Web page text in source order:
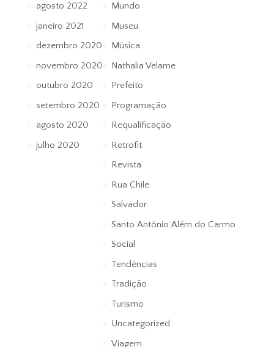
agosto 2022
janeiro 2021
dezembro 2020
novembro 2020
outubro 2020
setembro 2020
agosto 2020
julho 2020
Mundo
Museu
Música
Nathalia Velame
Prefeito
Programação
Requalificação
Retrofit
Revista
Rua Chile
Salvador
Santo Antônio Além do Carmo
Social
Tendências
Tradição
Turismo
Uncategorized
Viagem